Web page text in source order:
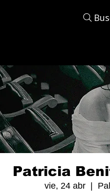
Patricia
vie, 24 abr
  |